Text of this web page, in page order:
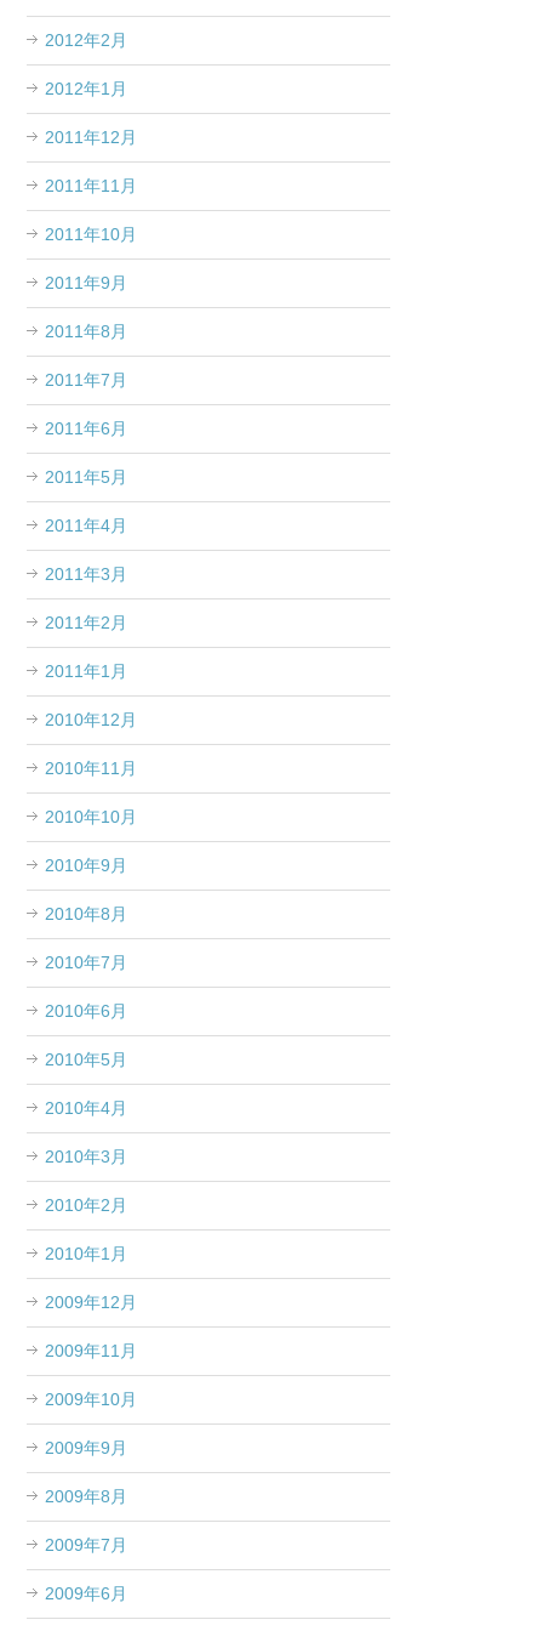
2012年2月
2012年1月
2011年12月
2011年11月
2011年10月
2011年9月
2011年8月
2011年7月
2011年6月
2011年5月
2011年4月
2011年3月
2011年2月
2011年1月
2010年12月
2010年11月
2010年10月
2010年9月
2010年8月
2010年7月
2010年6月
2010年5月
2010年4月
2010年3月
2010年2月
2010年1月
2009年12月
2009年11月
2009年10月
2009年9月
2009年8月
2009年7月
2009年6月